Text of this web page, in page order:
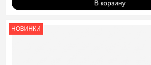
В корзину
НОВИНКИ